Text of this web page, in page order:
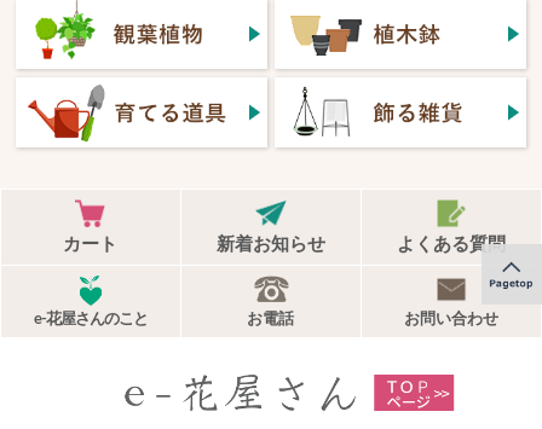
カート 新着お知らせ よくある質問
e-花屋さんのこと お電話 お問い合わせ